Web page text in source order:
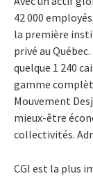
42 000
la première
privé au
quelque 1 240
gamme
Mouvement
mieux-être
collectivités.
CGI est la plus